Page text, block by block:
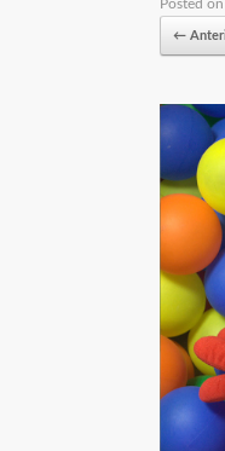
Posted on
←